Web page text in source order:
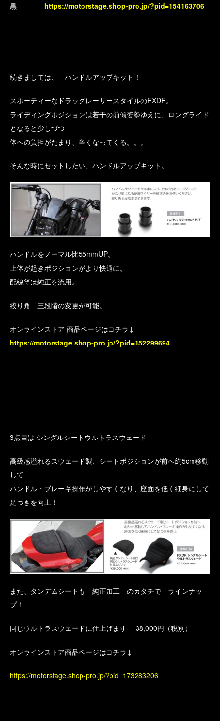
黒 https://motorstage.shop-pro.jp/?pid=154163706
続きましては、 ハンドルアップキット！
スポーティーなドラッグレーサースタイルのFXDR。
ライディングポジションは若干の前傾姿勢ゆえに、ロングライド
となると少しづつ
体への負担がたまり、辛くなってくる。。。
そんな時にセットしたい、ハンドルアップキット。
ハンドルをノーマル比55mmUP。
上体が起きポジションがより快適に。
配線等は純正を流用。
絞り角 三段階の変更が可能。
オンラインストア 商品ページはコチラ↓
https://motorstage.shop-pro.jp/?pid=152299694
3点目は シングルシートウルトラスウェード
高級感溢れるスウェード製、シートポジションが前へ約5cm移動
して
ハンドル・ブレーキ操作がしやすくなり、座面を低く細身にして
足つきを向上！
また、タンデムシートも 純正加工 のカタチで ラインナッ
プ！
同じウルトラスウェードに仕上げます 38,000円（税別）
オンラインストア商品ページはコチラ↓
https://motorstage.shop-pro.jp/?pid=173283206